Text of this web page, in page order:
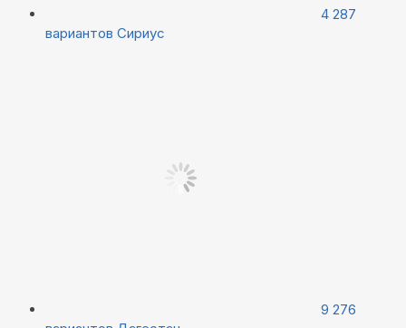
4 287
вариантов Сириус
9 276